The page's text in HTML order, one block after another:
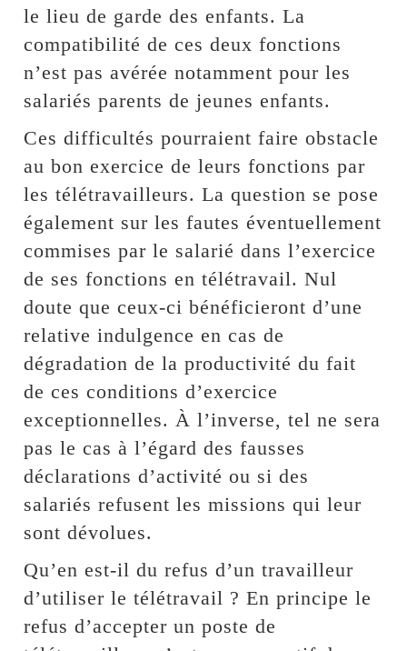
le lieu de garde des enfants. La
compatibilité de ces deux fonctions
n’est pas avérée notamment pour les
salariés parents de jeunes enfants.
Ces difficultés pourraient faire obstacle
au bon exercice de leurs fonctions par
les télétravailleurs. La question se pose
également sur les fautes éventuellement
commises par le salarié dans l’exercice
de ses fonctions en télétravail. Nul
doute que ceux-ci bénéficieront d’une
relative indulgence en cas de
dégradation de la productivité du fait
de ces conditions d’exercice
exceptionnelles. À l’inverse, tel ne sera
pas le cas à l’égard des fausses
déclarations d’activité ou si des
salariés refusent les missions qui leur
sont dévolues.
Qu’en est-il du refus d’un travailleur
d’utiliser le télétravail ? En principe le
refus d’accepter un poste de